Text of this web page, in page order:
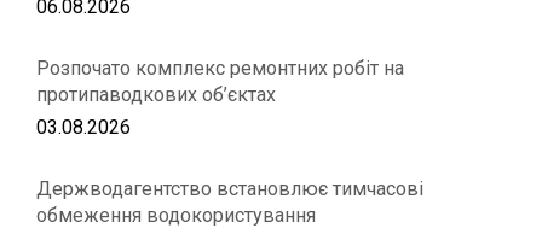
06.08.2026
Розпочато комплекс ремонтних робіт на
протипаводкових об’єктах
03.08.2026
Держводагентство встановлює тимчасові
обмеження водокористування